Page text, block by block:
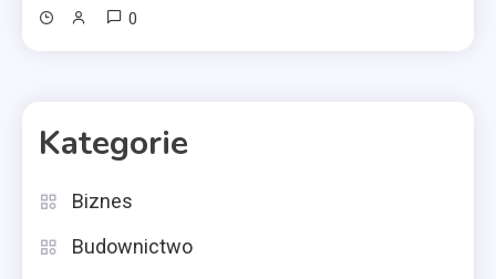
0
Kategorie
Biznes
Budownictwo